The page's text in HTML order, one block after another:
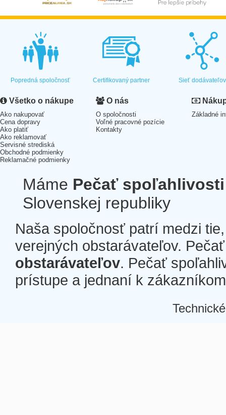
Popredná spoločnosť Certifikovaný partner Sieť dodávateľov
Všetko o nákupe
Ako nakupovať
Cena dopravy
Ako platiť
Ako reklamovať
Servisné strediská
Obchodné podmienky
Reklamačné podmienky
O nás
O spoločnosti
Voľné pracovné pozície
Kontakty
Základné
Máme Pečať spoľahlivosti
Slovenskej republiky
Naša spoločnosť patrí medzi
verejných obstarávateľov.
obstarávateľov. Pečať
prístupe a jednaní k